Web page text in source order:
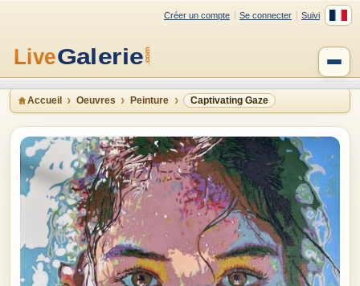
Créer un compte Se connecter Suivi
Accueil Oeuvres Peinture Captivating Gaze